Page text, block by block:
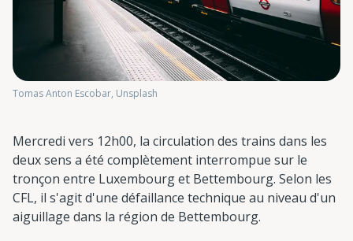
Tomas Anton Escobar, Unsplash
Mercredi vers 12h00, la circulation des trains dans les
deux sens a été complètement interrompue sur le
tronçon entre Luxembourg et Bettembourg. Selon les
CFL, il s'agit d'une défaillance technique au niveau d'un
aiguillage dans la région de Bettembourg.